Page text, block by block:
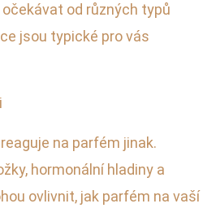
od různých typů
jsou typické pro vás
na parfém jinak.
hormonální hladiny a
ovlivnit, jak parfém na vaší